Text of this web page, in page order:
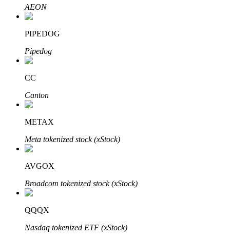
Obtenga más información sobre cómo obtener ingresos pasivos
Bitrue
AI
Bitrue Partners
Afiliados de Bitrue
AEON
PIPEDOG
Pipedog
CC
Canton
METAX
Meta tokenized stock (xStock)
AVGOX
Broadcom tokenized stock (xStock)
QQQX
Nasdaq tokenized ETF (xStock)